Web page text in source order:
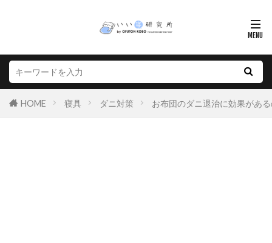
HOME 寝具 ダニ対策 お布団のダニ退治に効果があ